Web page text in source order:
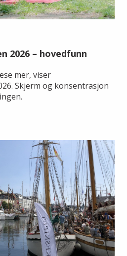
2026 – hovedfunn
mer, viser
Skjerm og konsentrasjon